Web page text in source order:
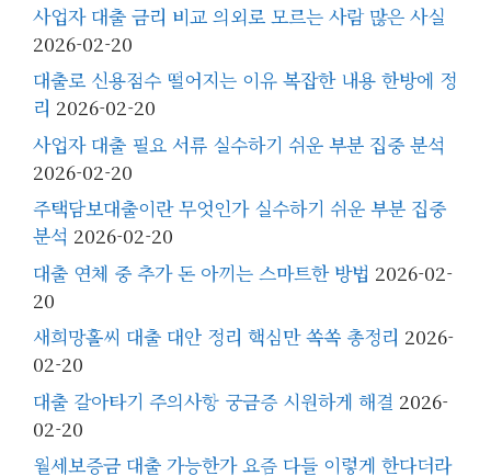
사업자 대출 금리 비교 의외로 모르는 사람 많은 사실
2026-02-20
대출로 신용점수 떨어지는 이유 복잡한 내용 한방에 정
리 2026-02-20
사업자 대출 필요 서류 실수하기 쉬운 부분 집중 분석
2026-02-20
주택담보대출이란 무엇인가 실수하기 쉬운 부분 집중
분석 2026-02-20
대출 연체 중 추가 돈 아끼는 스마트한 방법 2026-02-
20
새희망홀씨 대출 대안 정리 핵심만 쏙쏙 총정리 2026-
02-20
대출 갈아타기 주의사항 궁금증 시원하게 해결 2026-
02-20
월세보증금 대출 가능한가 요즘 다들 이렇게 한다더라